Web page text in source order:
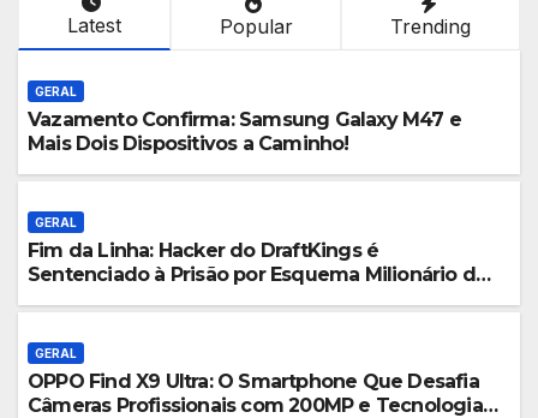
Latest Popular Trending
GERAL
Vazamento Confirma: Samsung Galaxy M47 e
Mais Dois Dispositivos a Caminho!
GERAL
Fim da Linha: Hacker do DraftKings é
Sentenciado à Prisão por Esquema Milionário de
GERAL
OPPO Find X9 Ultra: O Smartphone Que Desafia
Câmeras Profissionais com 200MP e Tecnologia